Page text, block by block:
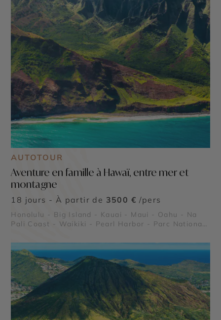
AUTOTOUR
Aventure en famille à Hawaï, entre mer et
montagne
18 jours - À partir de 3500 € /pers
Honolulu - Big Island - Kauai - Maui - Oahu - Na
Pali Coast - Waikiki - Pearl Harbor - Parc National
Kauai